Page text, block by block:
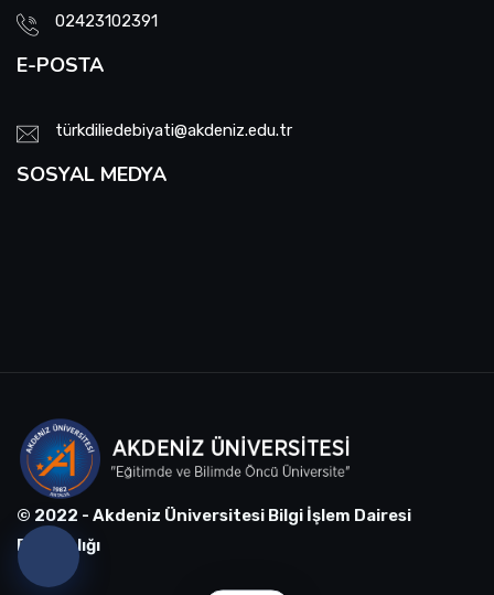
02423102391
E-POSTA
türkdiliedebiyati@akdeniz.edu.tr
SOSYAL MEDYA
© 2022 - Akdeniz Üniversitesi Bilgi İşlem Dairesi
Başkanlığı